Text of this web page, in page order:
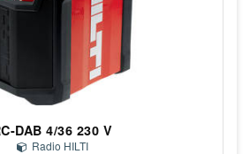
DAB 4/36 230 V
Radio HILTI